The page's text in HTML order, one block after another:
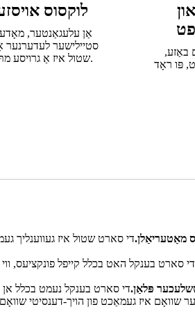
לוקסוס
אַן עלעגאַנטער,
סטיילישער לעדערנער
שטול איז אַ גרויסע מתּנה.
באַזע,
מאַטעריאַלן.
די סארט בענקל האט בכלל קייפל פונקציעס,
פּלאַן.